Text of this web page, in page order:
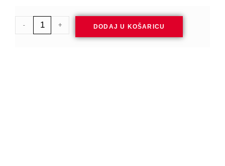
- + DODAJ U KOŠARICU